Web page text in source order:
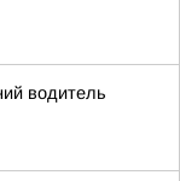
водитель